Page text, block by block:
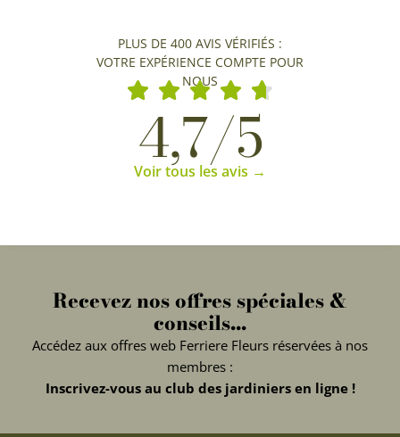
PLUS DE 400 AVIS VÉRIFIÉS :
VOTRE EXPÉRIENCE COMPTE POUR
NOUS
4,7/5
Voir tous les avis →
Recevez nos offres spéciales &
conseils...
Accédez aux offres web Ferriere Fleurs réservées à nos
membres :
Inscrivez-vous au club des jardiniers en ligne !